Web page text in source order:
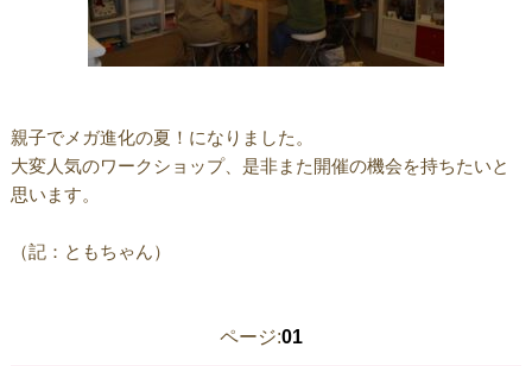
親子でメガ進化の夏！になりました。
大変人気のワークショップ、是非また開催の機会を持ちたいと
思います。
（記：ともちゃん）
ページ:01